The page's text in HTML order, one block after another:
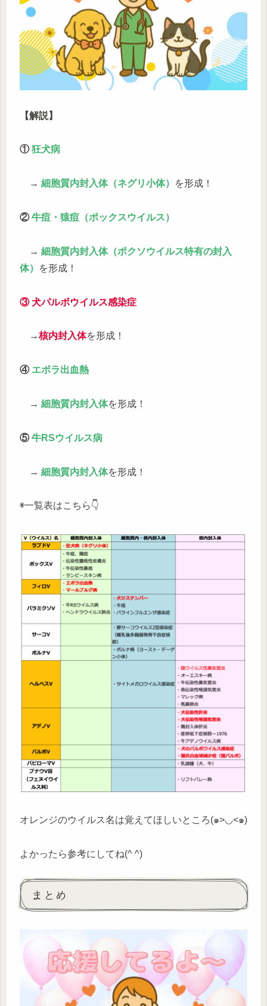
【解説】
①狂犬病
→ 細胞質内封入体（ネグリ小体） を形成！
②牛痘・猿痘（ポックスウイルス）
→ 細胞質内封入体（ポクソウイルス特有の封入
体）
を形成！
③ 犬パルボウイルス感染症
→核内封入体を形成！
④ エボラ出血熱
→ 細胞質内封入体を形成！
⑤牛RSウイルス病
→ 細胞質内封入体を形成！
◉一覧表はこちら👇
オレンジのウイルス名は覚えてほしいところ(๑>◡<๑)
よかったら参考にしてね(^ ^)
まとめ